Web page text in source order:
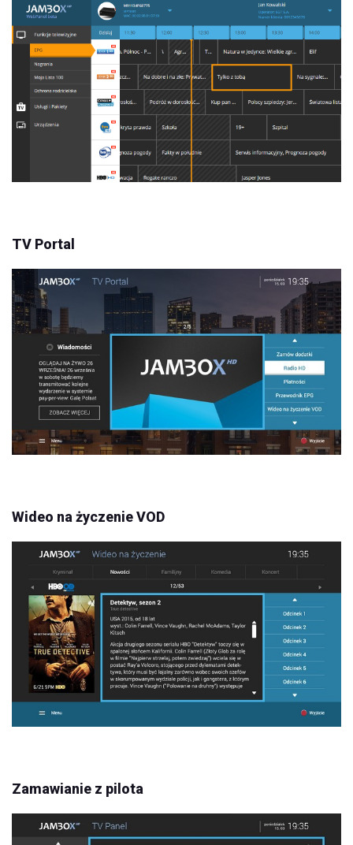
TV Portal
Wideo na życzenie VOD
Zamawianie z pilota